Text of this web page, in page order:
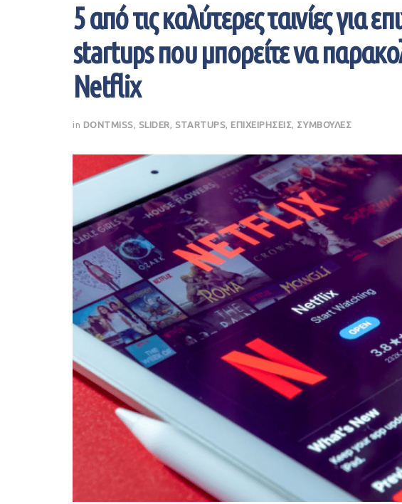
5 από τις καλύτερες ταινίες για
startups που μπορείτε να
Netflix
in DONTMISS SLIDER STARTUPS ΕΠΙΧΕΙΡΗΣΕΙΣ ΣΥΜΒΟΥΛΕΣ